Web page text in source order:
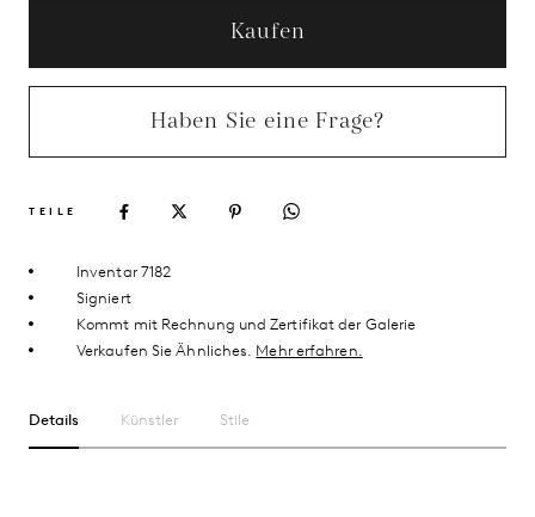
Kaufen
Haben Sie eine Frage?
TEILE
Inventar 7182
Signiert
Kommt mit Rechnung und Zertifikat der Galerie
Verkaufen Sie Ähnliches. Mehr erfahren.
Details Künstler Stile